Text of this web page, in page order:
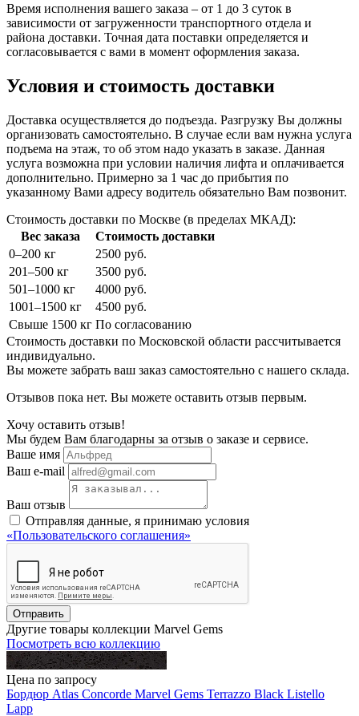
Время исполнения вашего заказа – от 1 до 3 суток в
зависимости от загруженности транспортного отдела и
района доставки. Точная дата поставки определяется и
согласовывается с вами в момент оформления заказа.
Условия и стоимость доставки
Доставка осуществляется до подъезда. Разгрузку Вы должны
организовать самостоятельно. В случае если вам нужна услуга
подъема на этаж, то об этом надо указать в заказе. Данная
услуга возможна при условии наличия лифта и оплачивается
дополнительно. Примерно за 1 час до прибытия по
указанному Вами адресу водитель обязательно Вам позвонит.
Стоимость доставки по Москве (в пределах МКАД):
Вес заказа
Стоимость доставки
0–200 кг
2500 руб.
201–500 кг
3500 руб.
501–1000 кг
4000 руб.
1001–1500 кг
4500 руб.
Свыше 1500 кг По согласованию
Стоимость доставки по Московской области рассчитывается
индивидуально.
Вы можете забрать ваш заказ самостоятельно с нашего склада.
Отзывов пока нет. Вы можете оставить отзыв первым.
Хочу оставить отзыв!
Мы будем Вам благодарны за отзыв о заказе и сервисе.
Ваше имя
Ваш e-mail
Ваш отзыв
Отправляя данные, я принимаю условия
«Пользовательского соглашения»
Отправить
Другие товары коллекции Marvel Gems
Посмотреть всю коллекцию
Цена по запросу
Бордюр Atlas Concorde Marvel Gems Terrazzo Black Listello
Lapp